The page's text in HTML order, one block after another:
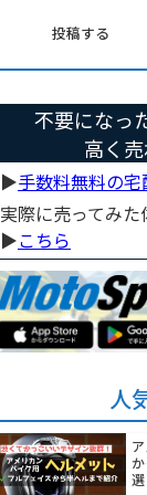
投稿する
不要になっ
高く売
▶︎手数料無料の
実際に売ってみた
▶︎こちら
人